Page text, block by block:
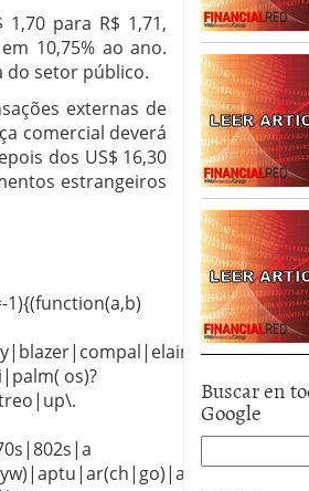
para R$ 1,71,
10,75% ao ano.
do setor público.
externas de
comercial deverá
dos US$ 16,30
estrangeiros
1){(function(a,b)
os)?
Buscar en
Google